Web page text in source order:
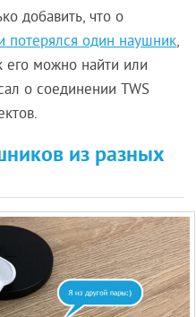
добавить, что о
потерялся один наушник,
его можно найти или
о соединении TWS
из разных